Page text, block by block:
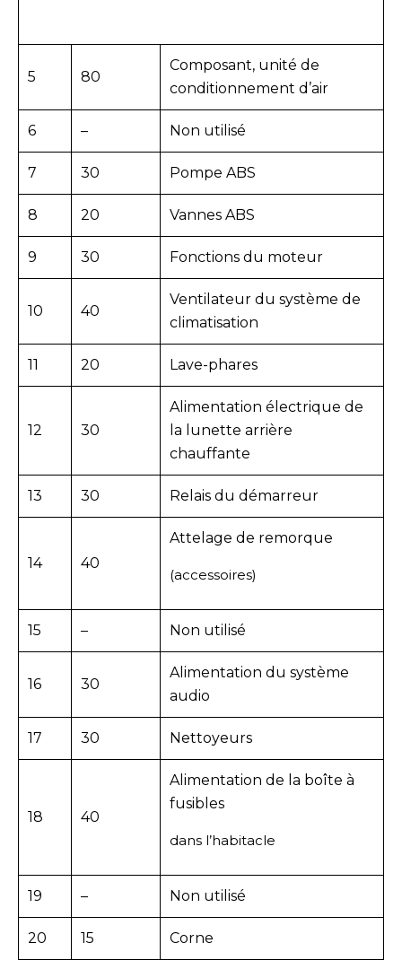
5 80
Composant, unité de
conditionnement d’air
6 – Non utilisé
7 30 Pompe ABS
8 20 Vannes ABS
9 30 Fonctions du moteur
10 40
Ventilateur du système de
climatisation
11 20 Lave-phares
12 30
Alimentation électrique de
la lunette arrière
chauffante
13 30 Relais du démarreur
14 40
Attelage de remorque
(accessoires)
15 – Non utilisé
16 30
Alimentation du système
audio
17 30 Nettoyeurs
18 40
Alimentation de la boîte à
fusibles
dans l’habitacle
19 – Non utilisé
20 15 Corne